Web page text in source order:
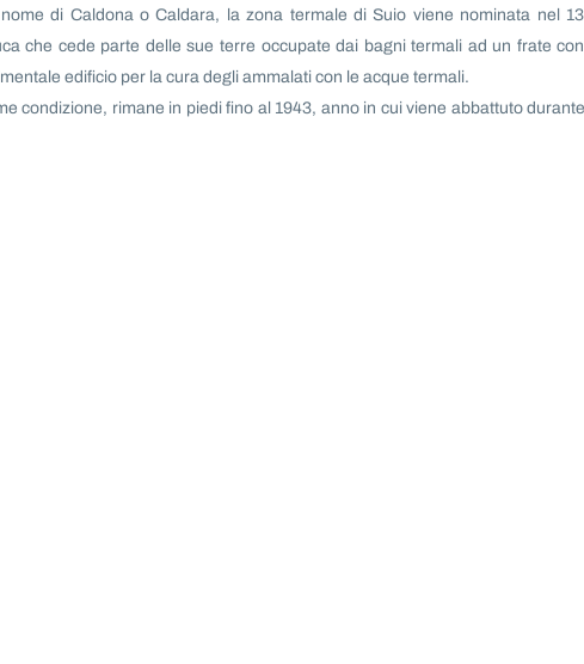
di Caldona o Caldara, la zona termale di Suio viene nominata nel
che cede parte delle sue terre occupate dai bagni termali ad un frate
edificio per la cura degli ammalati con le acque termali.
condizione, rimane in piedi fino al 1943, anno in cui viene abbattuto